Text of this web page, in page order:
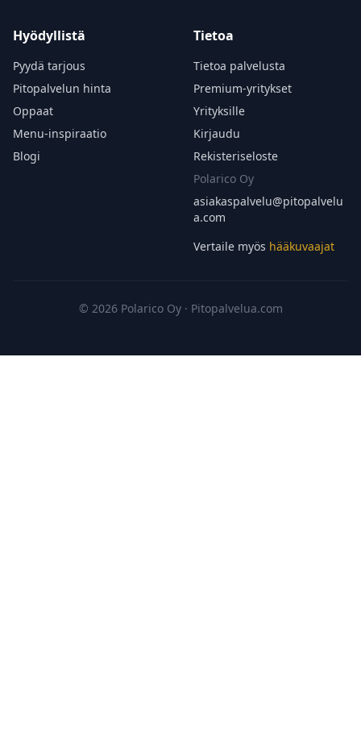
Hyödyllistä
Pyydä tarjous
Pitopalvelun hinta
Oppaat
Menu-inspiraatio
Blogi
Tietoa
Tietoa palvelusta
Premium-yritykset
Yrityksille
Kirjaudu
Rekisteriseloste
Polarico Oy
asiakaspalvelu@pitopalvelu
a.com
Vertaile myös hääkuvaajat
© 2026 Polarico Oy · Pitopalvelua.com